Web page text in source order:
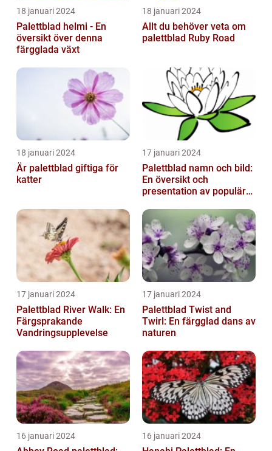
18 januari 2024
Palettblad helmi - En
översikt över denna
färgglada växt
18 januari 2024
Allt du behöver veta om
palettblad Ruby Road
18 januari 2024
Är palettblad giftiga för
katter
17 januari 2024
Palettblad namn och bild:
En översikt och
presentation av populära
17 januari 2024
Palettblad River Walk: En
Färgsprakande
Vandringsupplevelse
17 januari 2024
Palettblad Twist and
Twirl: En färgglad dans av
naturen
16 januari 2024 16 januari 2024